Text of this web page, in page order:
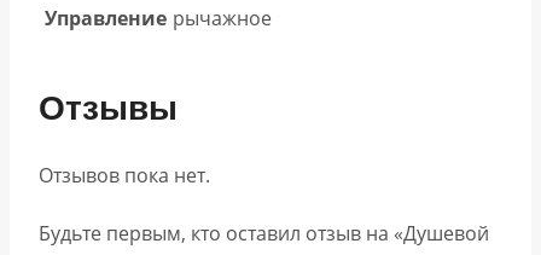
Управление рычажное
Отзывы
Отзывов пока нет.
Будьте первым, кто оставил отзыв на «Душевой